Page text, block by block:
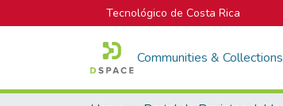
Tecnológico de Costa Rica
Communities & Collections